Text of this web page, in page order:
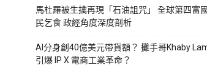
馬杜羅被生擒再現「石油詛咒」 全球第四富
民乞食 政經角度深度剖析
AI分身創40億美元帶貨額？ 攤手哥Khaby
引爆 IP X 電商工業革命？